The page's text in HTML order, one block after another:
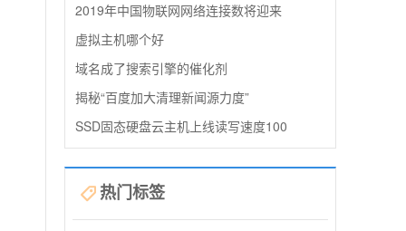
2019年中国物联网网络连接数将迎来
虚拟主机哪个好
域名成了搜索引擎的催化剂
揭秘“百度加大清理新闻源力度”
SSD固态硬盘云主机上线读写速度100
热门标签